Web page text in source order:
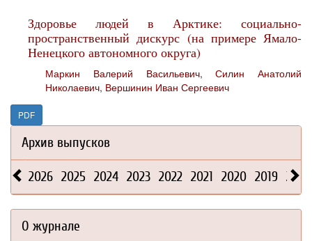
Здоровье людей в Арктике: социально-
пространственный дискурс (на примере Ямало-
Ненецкого автономного округа)
Маркин Валерий Васильевич,Силин Анатолий
Николаевич, Вершинин Иван Сергеевич
PDF
Архив выпусков
2026 2025 2024 2023 2022 2021 2020 2019 2018
О журнале